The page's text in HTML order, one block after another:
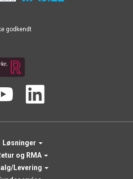
godkendt
Løsninger
og RMA
Levering